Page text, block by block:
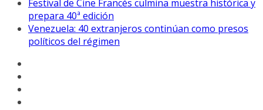
Festival de Cine Francés culmina muestra histórica y
prepara 40ª edición
Venezuela: 40 extranjeros continúan como presos
políticos del régimen